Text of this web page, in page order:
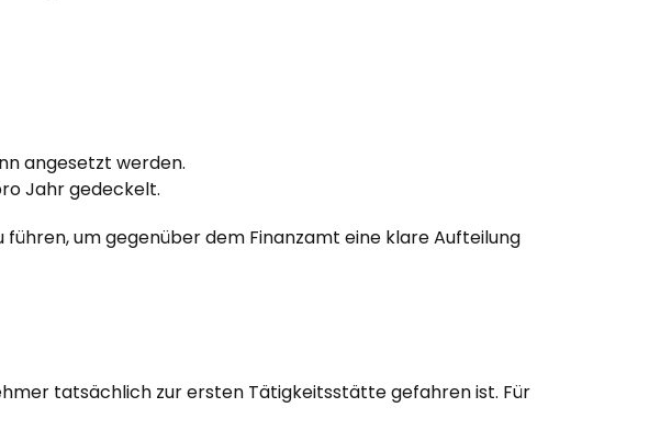
angesetzt werden.
Jahr gedeckelt.
um gegenüber dem Finanzamt eine klare Aufteilung
tatsächlich zur ersten Tätigkeitsstätte gefahren ist. Für